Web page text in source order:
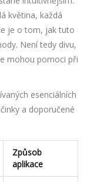
květina, každá
je o tom, jak tuto
Není tedy divu,
mohou pomoci při
esenciálních
a doporučené
Způsob
aplikace